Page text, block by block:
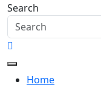
Search
Home